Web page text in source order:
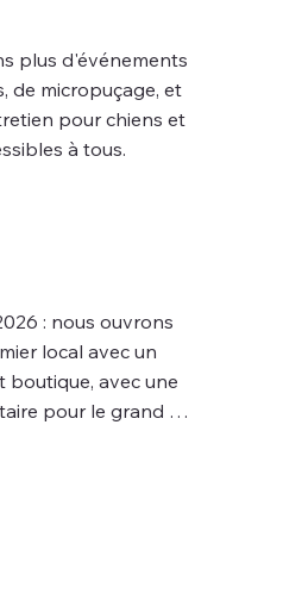
plus d'événements
de micropuçage, et
pour chiens et
à tous.
: nous ouvrons
local avec un
boutique, avec une
pour le grand